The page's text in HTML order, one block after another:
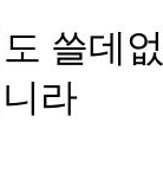
쓸데
라